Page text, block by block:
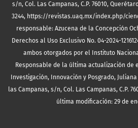
s/n, Col. Las Campanas, C.P. 76010,
3244, https://revistas.uaq.mx/index.php/
responsable: Azucena de la Concepción
Derechos al Uso Exclusivo No. 04-2024-
ambos otorgados por el Instituto
Responsable de la última actualización de
Investigación, Innovación y Posgrado,
las Campanas, s/n, Col. Las Campanas, C.P.
última modificación: 29 de